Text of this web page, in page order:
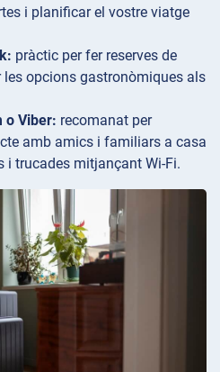
i planificar el vostre viatge
pràctic per fer reserves de
les opcions gastronòmiques als
o Viber: recomanat per
amb amics i familiars a casa
i trucades mitjançant Wi-Fi.